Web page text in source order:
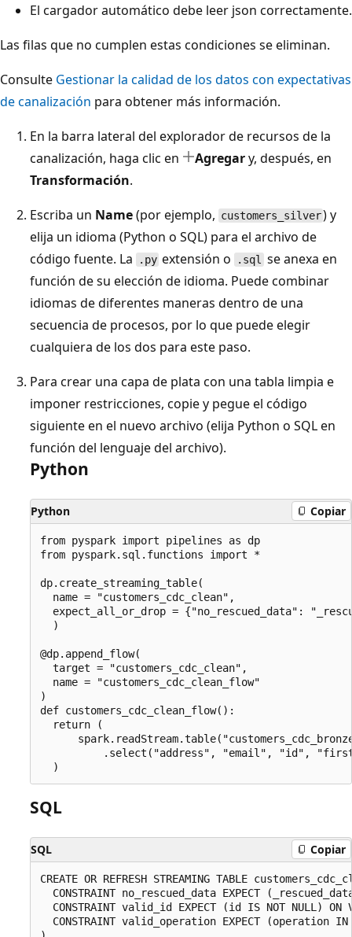
El cargador automático debe leer json correctamente.
Las filas que no cumplen estas condiciones se eliminan.
Consulte Gestionar la calidad de los datos con expectativas
de canalización para obtener más información.
En la barra lateral del explorador de recursos de la
canalización, haga clic en
Agregary, después, en
Transformación.
Escriba un Name(por ejemplo, customers_silver) y
elija un idioma (Python o SQL) para el archivo de
código fuente. La
.py extensión o .sql se anexa en
función de su elección de idioma. Puede combinar
idiomas de diferentes maneras dentro de una
secuencia de procesos, por lo que puede elegir
cualquiera de los dos para este paso.
Para crear una capa de plata con una tabla limpia e
imponer restricciones, copie y pegue el código
siguiente en el nuevo archivo (elija Python o SQL en
función del lenguaje del archivo).
Python
Python Copiar
from pyspark import pipelines as dp
from pyspark.sql.functions import *
dp.create_streaming_table(
  name = "customers_cdc_clean",
expect_all_or_drop = {"no_rescued_data":
  )
@dp.append_flow(
  target = "customers_cdc_clean",
  name = "customers_cdc_clean_flow"
)
def customers_cdc_clean_flow():
  return (
.select("address", "email", "id",
SQL
SQL Copiar
CREATE OR REFRESH STREAMING TABLE
CONSTRAINT no_rescued_data EXPECT
CONSTRAINT valid_id EXPECT (id IS NOT NULL) ON
CONSTRAINT valid_operation EXPECT (operation